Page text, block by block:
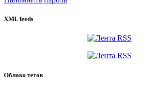
XML feeds
Облако тегов